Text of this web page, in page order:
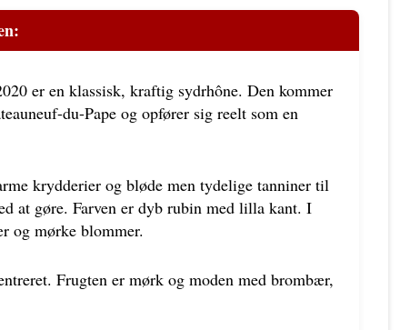
er en klassisk, kraftig sydrhône. Den kommer
du-Pape og opfører sig reelt som en
krydderier og bløde men tydelige tanniner til
at gøre. Farven er dyb rubin med lilla kant. I
og mørke blommer.
Frugten er mørk og moden med brombær,